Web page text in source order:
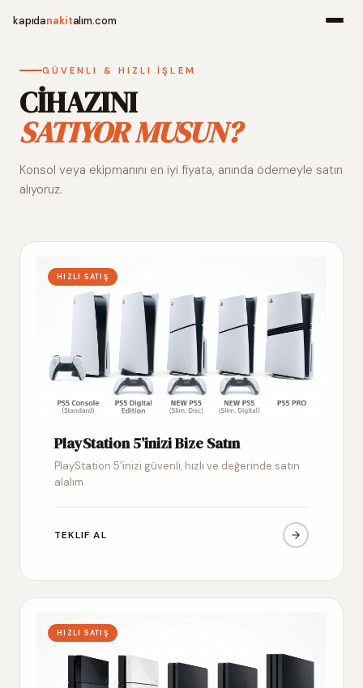
kapıdanakitalım.com
Alım
GÜVENLI & HIZLI İŞLEM
CİHAZINI
SATIYOR MUSUN?
Konsol veya ekipmanını en iyi fiyata, anında ödemeyle satın
alıyoruz.
HIZLI SATIŞ
PlayStation 5’inizi Bize Satın
PlayStation 5’inizi güvenli, hızlı ve değerinde satın
alalım
TEKLIF AL
HIZLI SATIŞ